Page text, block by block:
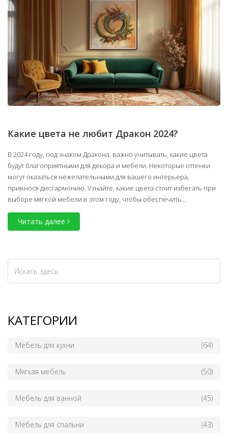
Какие цвета не любит Дракон 2024?
В 2024 году, под знаком Дракона, важно учитывать, какие цвета
будут благоприятными для декора и мебели. Некоторые оттенки
могут оказаться нежелательными для вашего интерьера,
привнося дисгармонию. Узнайте, какие цвета стоит избегать при
выборе мягкой мебели в этом году, чтобы обеспечить
благоприятную атмосферу в доме. Изучите цветовые
предпочтения 2024 года и найдите идеальные сочетания для
вашего пространства.
Читать далее
КАТЕГОРИИ
Мебель для кухни (64)
Мягкая мебель (50)
Мебель для ванной (45)
Мебель для спальни (43)